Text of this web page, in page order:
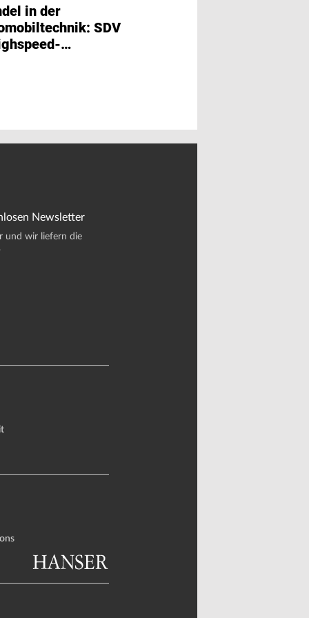
in der
SDV
Newsletter
und wir liefern die